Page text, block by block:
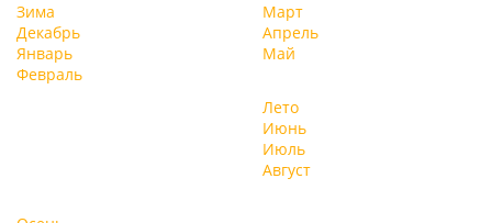
Зима
Декабрь
Январь
Февраль
Март
Апрель
Май
Лето
Июнь
Июль
Август